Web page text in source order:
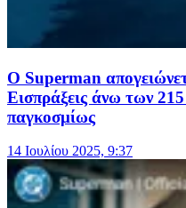
Ο Superman
Εισπράξεις άνω των
παγκοσμίως
14 Ιουλίου 2025, 9:37